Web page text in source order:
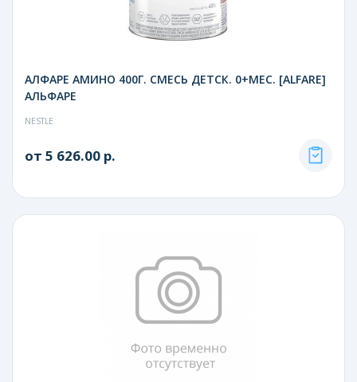
АЛФАРЕ АМИНО 400Г. СМЕСЬ ДЕТСК. 0+МЕС. [ALFARE]
АЛЬФАРЕ
NESTLE
от 5 626.00 р.